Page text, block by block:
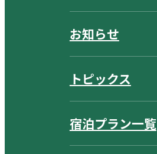
お知らせ
トピックス
宿泊プラン一覧